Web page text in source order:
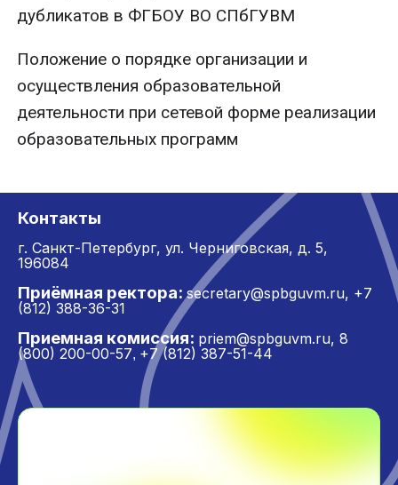
дубликатов в ФГБОУ ВО СПбГУВМ
Положение о порядке организации и
осуществления образовательной
деятельности при сетевой форме реализации
образовательных программ
Контакты
г. Санкт-Петербург, ул. Черниговская, д. 5,
196084
Приёмная ректора: secretary@spbguvm.ru, +7
(812) 388-36-31
Приемная комиссия: priem@spbguvm.ru, 8
(800) 200-00-57, +7 (812) 387-51-44